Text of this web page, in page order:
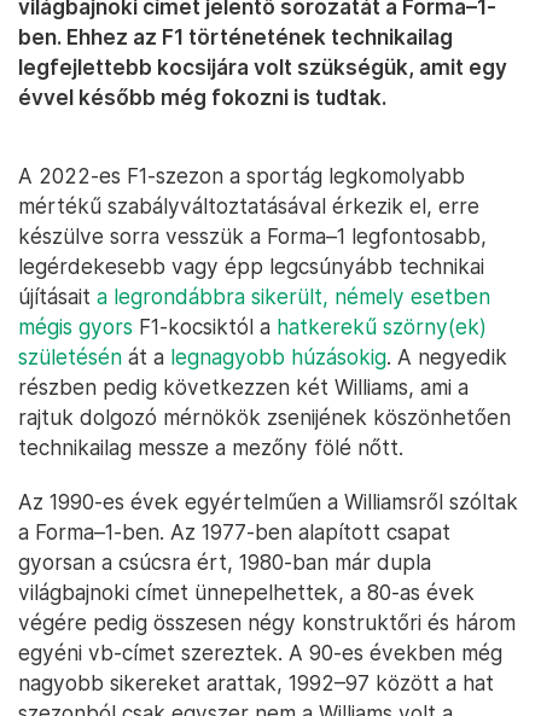
világbajnoki címet jelentő sorozatát a Forma–1-
ben. Ehhez az F1 történetének technikailag
legfejlettebb kocsijára volt szükségük, amit egy
évvel később még fokozni is tudtak.
A 2022-es F1-szezon a sportág legkomolyabb
mértékű szabályváltoztatásával érkezik el, erre
készülve sorra vesszük a Forma–1 legfontosabb,
legérdekesebb vagy épp legcsúnyább technikai
újításait a legrondábbra sikerült, némely esetben
mégis gyors F1-kocsiktól a hatkerekű szörny(ek)
születésén át a legnagyobb húzásokig. A negyedik
részben pedig következzen két Williams, ami a
rajtuk dolgozó mérnökök zsenijének köszönhetően
technikailag messze a mezőny fölé nőtt.
Az 1990-es évek egyértelműen a Williamsről szóltak
a Forma–1-ben. Az 1977-ben alapított csapat
gyorsan a csúcsra ért, 1980-ban már dupla
világbajnoki címet ünnepelhettek, a 80-as évek
végére pedig összesen négy konstruktőri és három
egyéni vb-címet szereztek. A 90-es években még
nagyobb sikereket arattak, 1992–97 között a hat